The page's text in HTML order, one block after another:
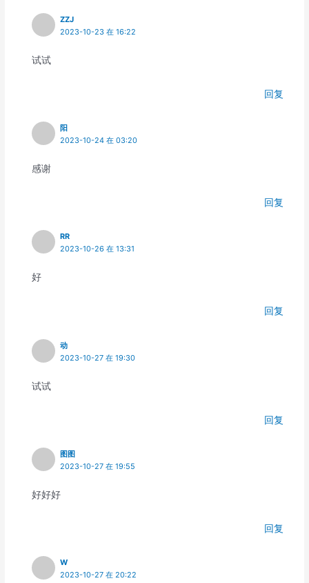
ZZJ
2023-10-23 在 16:22
试试
回复
阳
2023-10-24 在 03:20
感谢
回复
RR
2023-10-26 在 13:31
好
回复
动
2023-10-27 在 19:30
试试
回复
图图
2023-10-27 在 19:55
好好好
回复
W
2023-10-27 在 20:22